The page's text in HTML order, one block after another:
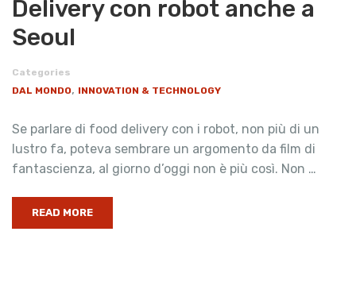
Delivery con robot anche a
Seoul
Categories
DAL MONDO, INNOVATION & TECHNOLOGY
Se parlare di food delivery con i robot, non più di un
lustro fa, poteva sembrare un argomento da film di
fantascienza, al giorno d’oggi non è più così. Non …
READ MORE